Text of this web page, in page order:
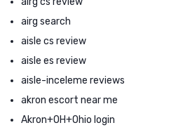
airg search
aisle cs review
aisle es review
aisle-inceleme reviews
akron escort near me
Akron+OH+Ohio login